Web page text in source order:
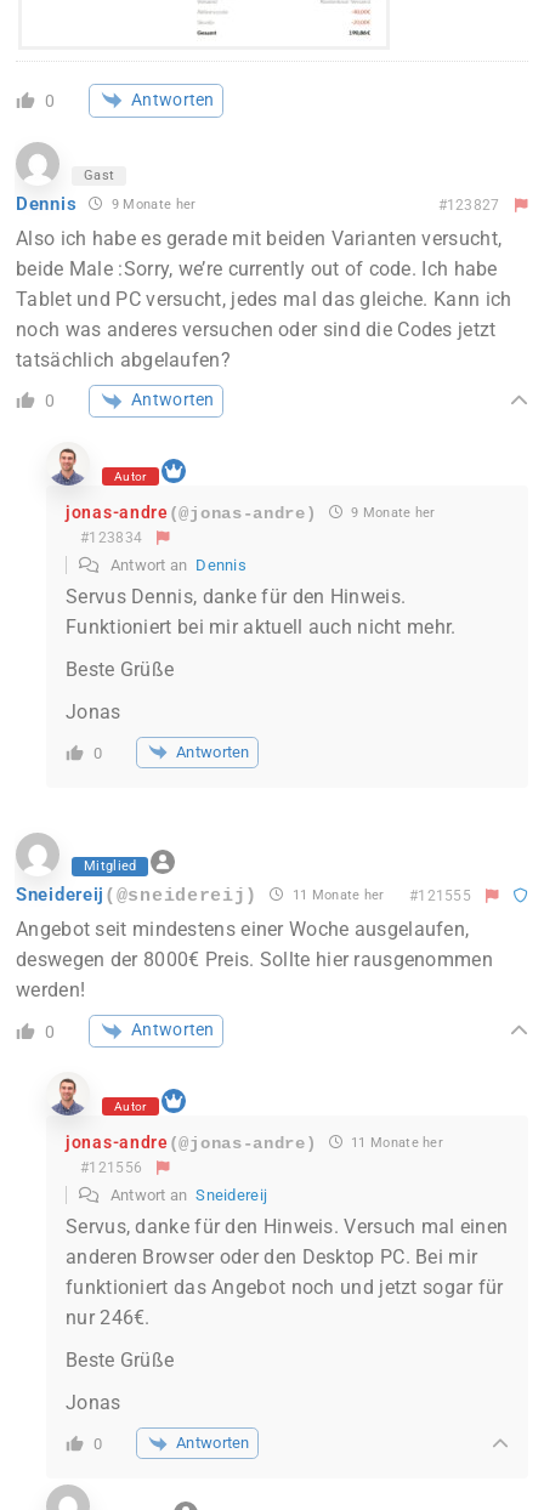
0 Antworten
Gast
Dennis 9 Monate her #123827
Also ich habe es gerade mit beiden Varianten versucht,
beide Male :Sorry, we’re currently out of code. Ich habe
Tablet und PC versucht, jedes mal das gleiche. Kann ich
noch was anderes versuchen oder sind die Codes jetzt
tatsächlich abgelaufen?
0 Antworten
Autor
jonas-andre(@jonas-andre) 9 Monate her
#123834
Antwort an Dennis
Servus Dennis, danke für den Hinweis.
Funktioniert bei mir aktuell auch nicht mehr.
Beste Grüße
Jonas
0 Antworten
Mitglied
Sneidereij (@sneidereij) 11 Monate her #121555
Angebot seit mindestens einer Woche ausgelaufen,
deswegen der 8000€ Preis. Sollte hier rausgenommen
werden!
0 Antworten
Autor
jonas-andre(@jonas-andre) 11 Monate her
#121556
Antwort anSneidereij
Servus, danke für den Hinweis. Versuch mal einen
anderen Browser oder den Desktop PC. Bei mir
funktioniert das Angebot noch und jetzt sogar für
nur 246€.
Beste Grüße
Jonas
0 Antworten